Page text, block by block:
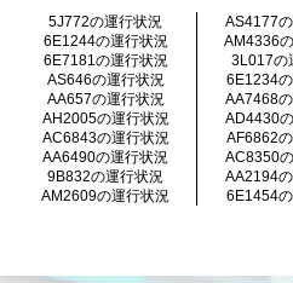
5J772の運行状況
AS4177
6E1244の運行状況
AM4336
6E7181の運行状況
3L017の
AS646の運行状況
6E1234
AA657の運行状況
AA7468
AH2005の運行状況
AD4430
AC6843の運行状況
AF6862
AA6490の運行状況
AC8350
9B832の運行状況
AA2194
AM2609の運行状況
6E1454